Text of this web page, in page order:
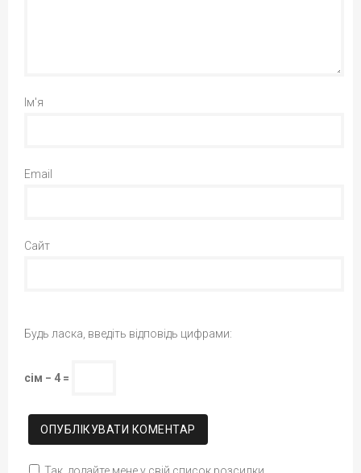
Ім'я
Email
Сайт
Будь ласка, введіть відповідь цифрами:
сім − 4 =